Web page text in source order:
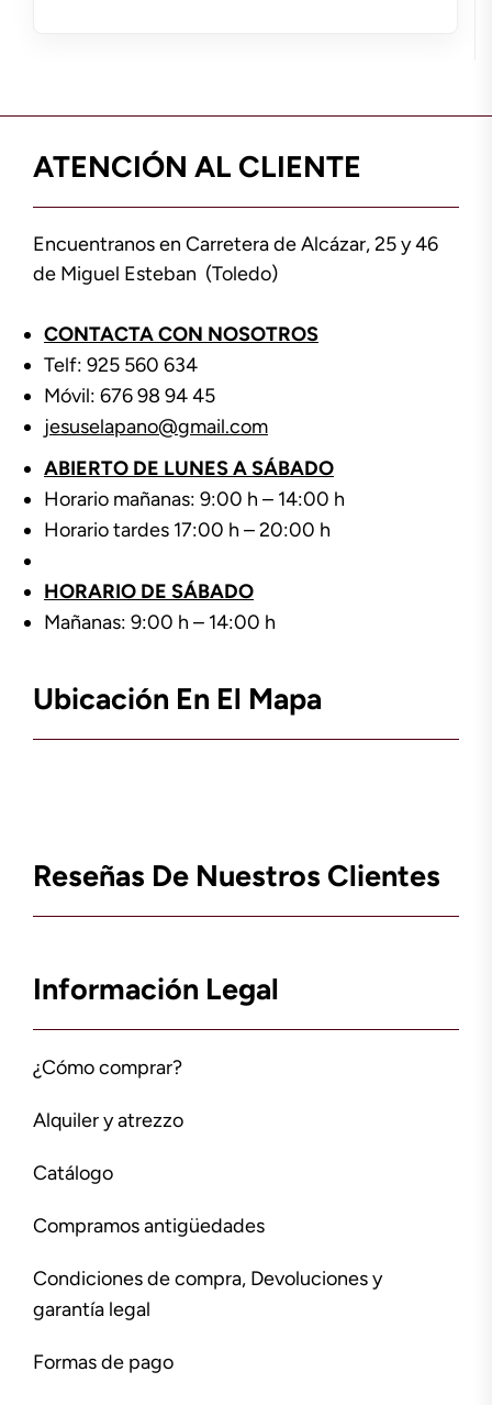
ATENCIÓN AL CLIENTE
Encuentranos en Carretera de Alcázar, 25 y 46
de Miguel Esteban (Toledo)
CONTACTA CON NOSOTROS
Telf: 925 560 634
Móvil: 676 98 94 45
jesuselapano@gmail.com
ABIERTO DE LUNES A SÁBADO
Horario mañanas: 9:00 h – 14:00 h
Horario tardes 17:00 h – 20:00 h
HORARIO DE SÁBADO
Mañanas: 9:00 h – 14:00 h
Ubicación En El Mapa
Reseñas De Nuestros Clientes
Información Legal
¿Cómo comprar?
Alquiler y atrezzo
Catálogo
Compramos antigüedades
Condiciones de compra, Devoluciones y
garantía legal
Formas de pago